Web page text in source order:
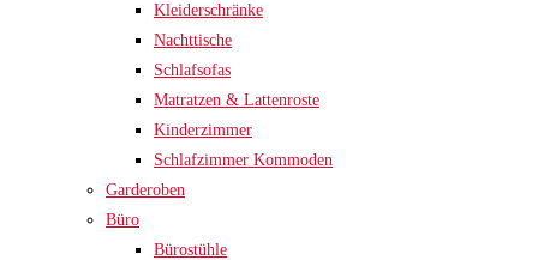
Kleiderschränke
Nachttische
Schlafsofas
Matratzen & Lattenroste
Kinderzimmer
Schlafzimmer Kommoden
Garderoben
Büro
Bürostühle